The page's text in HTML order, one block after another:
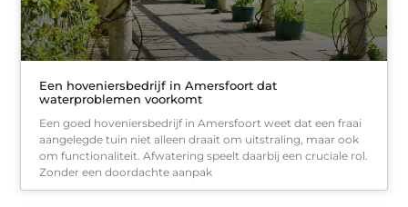
Een hoveniersbedrijf in Amersfoort dat
waterproblemen voorkomt
Een goed hoveniersbedrijf in Amersfoort weet dat een fraai
aangelegde tuin niet alleen draait om uitstraling, maar ook
om functionaliteit. Afwatering speelt daarbij een cruciale rol.
Zonder een doordachte aanpak